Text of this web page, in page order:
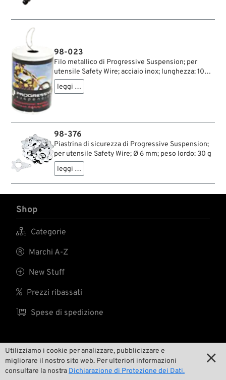
Utilizziamo i cookie per analizzare, pubblicizzare e
migliorare il nostro sito web. Per ulteriori informazioni
consultare la nostra Dichiarazione di Protezione dei Dati.

98-023
Filo metallico di Progressive Suspension; per
utensile Safety Wire; acciaio inox; lunghezza: 109
m; Ø 0.8 mm; peso lordo: 510 g
leggi …
98-376
Piastrina di sicurezza di Progressive Suspension;
per utensile Safety Wire; Ø 6 mm; peso lordo: 30 g
leggi …
Shop
 Categorie
 Marchi A-Z
 New Stuff
 Prezzi ribassati
 Spese di spedizione
Noi
 Contatto